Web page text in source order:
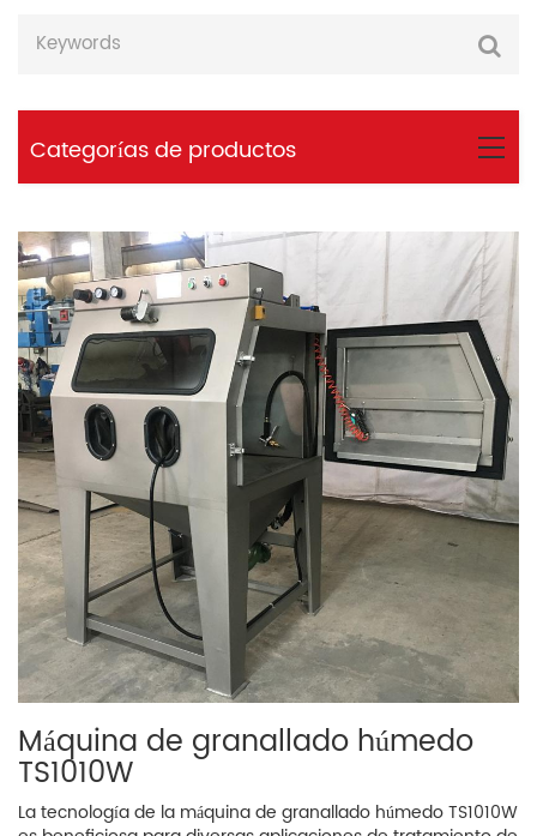
Categorías de productos
Máquina de granallado húmedo
TS1010W
La tecnología de la máquina de granallado húmedo TS1010W